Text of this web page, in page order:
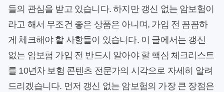
들의 관심을 받고 있습니다. 하지만 갱신 없는 암보험이
라고 해서 무조건 좋은 상품은 아니며, 가입 전 꼼꼼하
게 체크해야 할 사항들이 있습니다. 이 글에서는 갱신
없는 암보험 가입 전 반드시 알아야 할 핵심 체크리스트
를 10년차 보험 콘텐츠 전문가의 시각으로 자세히 알려
드리겠습니다. 먼저 갱신 없는 암보험의 가장 큰 장점은